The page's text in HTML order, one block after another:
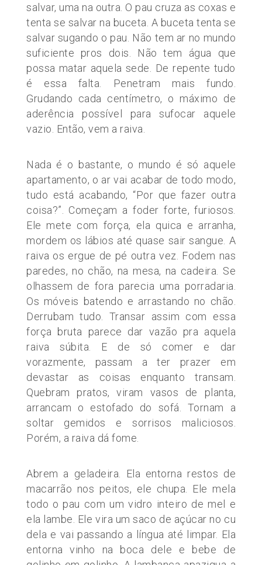
salvar, uma na outra. O pau cruza as coxas e
tenta se salvar na buceta. A buceta tenta se
salvar sugando o pau. Não tem ar no mundo
suficiente pros dois. Não tem água que
possa matar aquela sede. De repente tudo
é essa falta. Penetram mais fundo.
Grudando cada centímetro, o máximo de
aderência possível para sufocar aquele
vazio. Então, vem a raiva.
Nada é o bastante, o mundo é só aquele
apartamento, o ar vai acabar de todo modo,
tudo está acabando, “Por que fazer outra
coisa?”. Começam a foder forte, furiosos.
Ele mete com força, ela quica e arranha,
mordem os lábios até quase sair sangue. A
raiva os ergue de pé outra vez. Fodem nas
paredes, no chão, na mesa, na cadeira. Se
olhassem de fora parecia uma porradaria.
Os móveis batendo e arrastando no chão.
Derrubam tudo. Transar assim com essa
força bruta parece dar vazão pra aquela
raiva súbita. E de só comer e dar
vorazmente, passam a ter prazer em
devastar as coisas enquanto transam.
Quebram pratos, viram vasos de planta,
arrancam o estofado do sofá. Tornam a
soltar gemidos e sorrisos maliciosos.
Porém, a raiva dá fome.
Abrem a geladeira. Ela entorna restos de
macarrão nos peitos, ele chupa. Ele mela
todo o pau com um vidro inteiro de mel e
ela lambe. Ele vira um saco de açúcar no cu
dela e vai passando a língua até limpar. Ela
entorna vinho na boca dele e bebe de